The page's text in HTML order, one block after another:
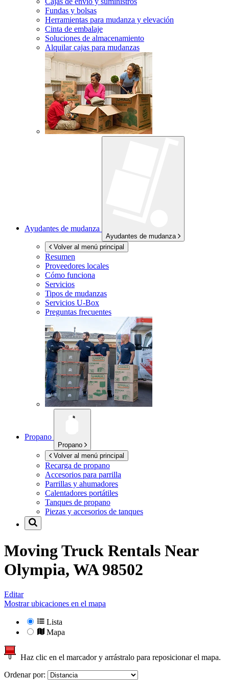
Fundas y bolsas
Herramientas para mudanza y elevación
Cinta de embalaje
Soluciones de almacenamiento
Alquilar cajas para mudanzas
Ayudantes de mudanza
Ayudantes de mudanza
Volver al menú principal
Resumen
Proveedores locales
Cómo funciona
Servicios
Tipos de mudanzas
Servicios U-Box
Preguntas frecuentes
Propano
Propano
Volver al menú principal
Recarga de propano
Accesorios para parrilla
Parrillas y ahumadores
Calentadores portátiles
Tanques de propano
Piezas y accesorios de tanques
Moving Truck Rentals Near
Olympia, WA 98502
Editar
Mostrar ubicaciones en el mapa
Lista
Mapa
Haz clic en el marcador y arrástralo para reposicionar el mapa.
Ordenar por: